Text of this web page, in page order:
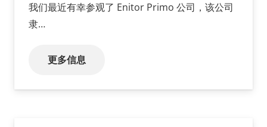
我们最近有幸参观了 Enitor Primo 公司，该公司
隶…
更多信息